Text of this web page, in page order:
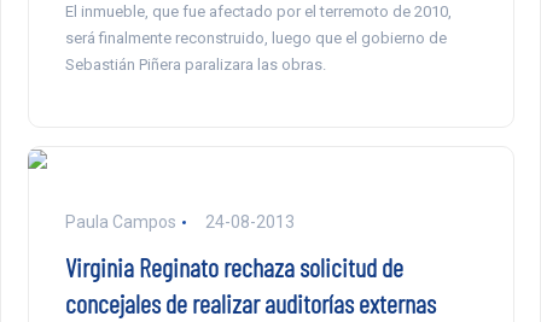
El inmueble, que fue afectado por el terremoto de 2010,
será finalmente reconstruido, luego que el gobierno de
Sebastián Piñera paralizara las obras.
Paula Campos 24-08-2013
Virginia Reginato rechaza solicitud de
concejales de realizar auditorías externas